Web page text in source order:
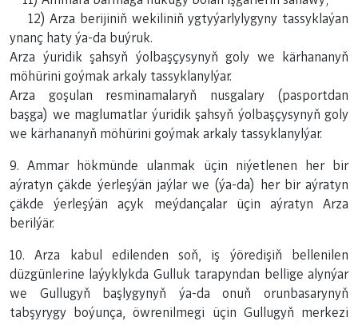
12) Arza berijiniň wekiliniň ygtyýarlylygyny tassyklaýan
ynanç haty ýa-da buýruk.
Arza ýuridik şahsyň ýolbaşçysynyň goly we kärhananyň
möhürini goýmak arkaly tassyklanylýar.
Arza goşulan resminamalaryň nusgalary (pasportdan
başga) we maglumatlar ýuridik şahsyň ýolbaşçysynyň goly
we kärhananyň möhürini goýmak arkaly tassyklanylýar.
9. Ammar hökmünde ulanmak üçin niýetlenen her bir
aýratyn çäkde ýerleşýän jaýlar we (ýa-da) her bir aýratyn
çäkde ýerleşýän açyk meýdançalar üçin aýratyn Arza
berilýär.
10. Arza kabul edilenden soň, iş ýöredişiň bellenilen
düzgünlerine laýyklykda Gulluk tarapyndan bellige alynýar
we Gullugyň başlygynyň ýa-da onuň orunbasarynyň
tabşyrygy boýunça, öwrenilmegi üçin Gullugyň merkezi